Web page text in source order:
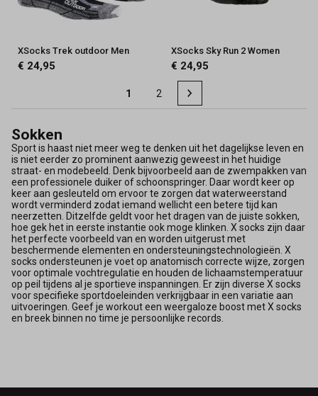
XSocks Trek outdoor Men
€ 24,95
XSocks Sky Run 2 Women
€ 24,95
1 2
Sokken
Sport is haast niet meer weg te denken uit het dagelijkse leven en
is niet eerder zo prominent aanwezig geweest in het huidige
straat- en modebeeld. Denk bijvoorbeeld aan de zwempakken van
een professionele duiker of schoonspringer. Daar wordt keer op
keer aan gesleuteld om ervoor te zorgen dat waterweerstand
wordt verminderd zodat iemand wellicht een betere tijd kan
neerzetten. Ditzelfde geldt voor het dragen van de juiste sokken,
hoe gek het in eerste instantie ook moge klinken. X socks zijn daar
het perfecte voorbeeld van en worden uitgerust met
beschermende elementen en ondersteuningstechnologieën. X
socks ondersteunen je voet op anatomisch correcte wijze, zorgen
voor optimale vochtregulatie en houden de lichaamstemperatuur
op peil tijdens al je sportieve inspanningen. Er zijn diverse X socks
voor specifieke sportdoeleinden verkrijgbaar in een variatie aan
uitvoeringen. Geef je workout een weergaloze boost met X socks
en breek binnen no time je persoonlijke records.